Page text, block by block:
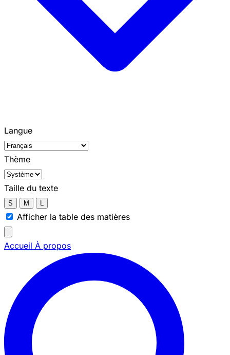
Langue
Thème
Taille du texte
S M L
Afficher la table des matières
Accueil À propos